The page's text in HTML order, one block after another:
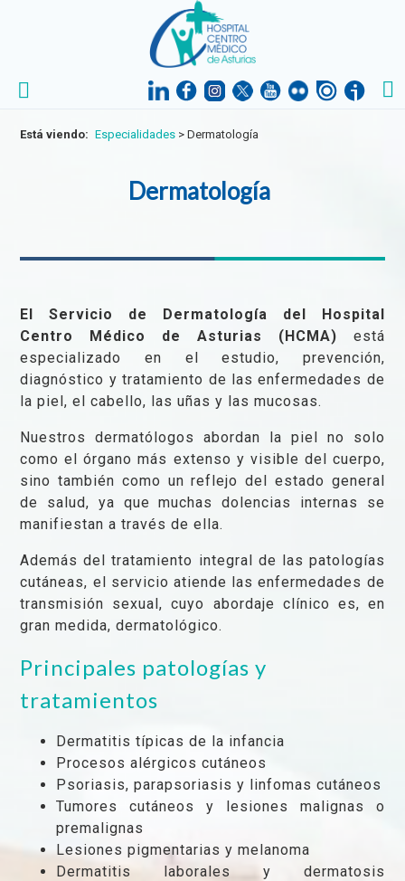
Está viendo: Especialidades> Dermatología
Dermatología
El Servicio de Dermatología del Hospital
Centro Médico de Asturias (HCMA) est
especializado en el estudio, prevención,
diagnóstico y tratamiento de las enfermedades de
la piel, el cabello, las uñas y las mucosas.
Nuestros dermatólogos abordan la piel no solo
como el órgano más extenso y visible del cuerpo,
sino también como un reflejo del estado general
de salud, ya que muchas dolencias internas se
manifiestan a través de ella.
Además del tratamiento integral de las patologías
cutáneas, el servicio atiende las enfermedades de
transmisión sexual, cuyo abordaje clínico es, en
gran medida, dermatológico.
Principales patologías y
tratamientos
Dermatitis típicas de la infancia
Procesos alérgicos cutáneos
Psoriasis, parapsoriasis y linfomas cutáneos
Tumores cutáneos y lesiones malignas o
premalignas
Lesiones pigmentarias y melanoma
Dermatitis laborales y dermatosis